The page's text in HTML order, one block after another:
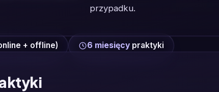
+ offline) 6 miesięcypraktyki
przypadku.